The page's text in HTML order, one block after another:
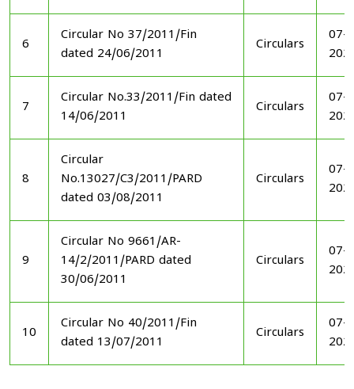
6
Circular No 37/2011/Fin
dated 24/06/2011
Circulars
07-
7
Circular No.33/2011/Fin dated
14/06/2011
Circulars
07-
8
Circular
No.13027/C3/2011/PARD
dated 03/08/2011
Circulars
07-
9
Circular No 9661/AR-
14/2/2011/PARD dated
30/06/2011
Circulars
07-
10
Circular No 40/2011/Fin
dated 13/07/2011
Circulars
07-